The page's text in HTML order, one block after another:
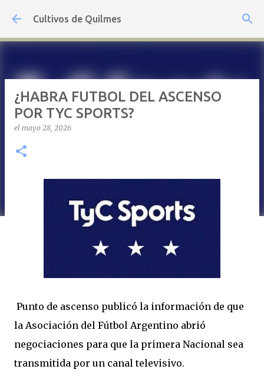
Ir al contenido principal
Cultivos de Quilmes
¿HABRA FUTBOL DEL ASCENSO
POR TYC SPORTS?
el mayo 28, 2026
Punto de ascenso publicó la información de que
la Asociación del Fútbol Argentino abrió
negociaciones para que la primera Nacional sea
transmitida por un canal televisivo.